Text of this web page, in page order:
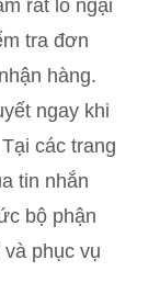
rất lo ngại
tra đơn
hàng.
ngay khi
các trang
tin nhắn
bộ phận
phục vụ